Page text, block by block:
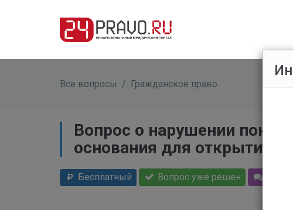
Все вопросы / Гражданское право
Вопрос о нарушении
основания для открытия
Бесплатный Вопрос уже решен